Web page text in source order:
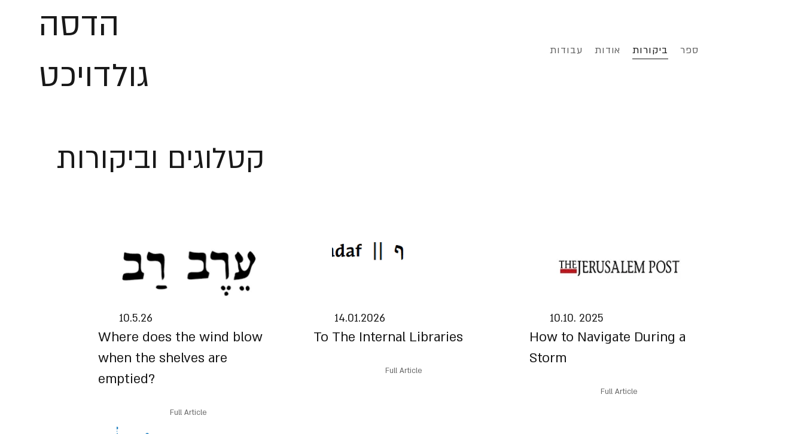
הדסה
גולדויכט
ספר ביקורות אודות עבודות
קטלוגים וביקורות
10.5.26
Where does the wind blow
when the shelves are
emptied?
Full Article
14.01.2026
To The Internal Libraries
Full Article
10.10. 2025
How to Navigate During a
Storm
Full Article